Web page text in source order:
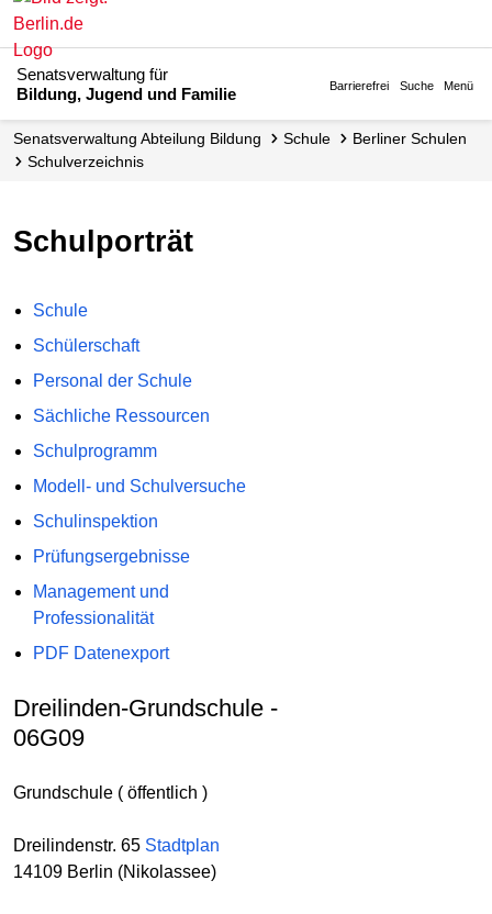
Senatsverwaltung für
Bildung, Jugend und Familie
Barrierefrei Suche Menü
Senats­verwaltung Abteilung Bildung Schule
Berliner Schulen
Schul­verzeichnis
Schulporträt
Schule
Schülerschaft
Personal der Schule
Sächliche Ressourcen
Schulprogramm
Modell- und Schulversuche
Schulinspektion
Prüfungsergebnisse
Management und
Professionalität
PDF Datenexport
Dreilinden-Grundschule -
06G09
Grundschule ( öffentlich )
Dreilindenstr. 65 Stadtplan
14109 Berlin (Nikolassee)